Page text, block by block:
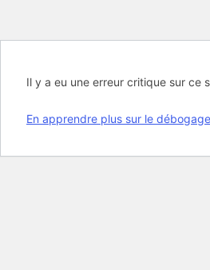
Il y a eu une erreur critique sur ce
En apprendre plus sur le